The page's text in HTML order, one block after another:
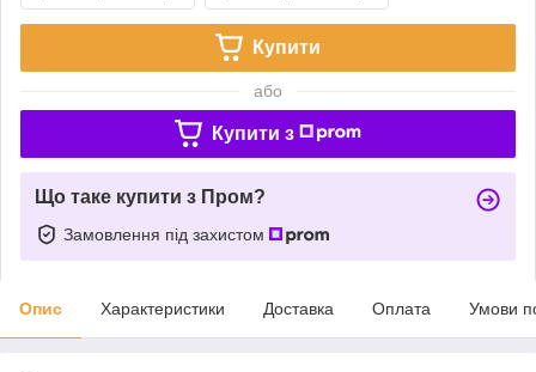
Купити
або
Купити з
Що таке купити з Пром?
Замовлення під захистом
Опис Характеристики Доставка Оплата Умови